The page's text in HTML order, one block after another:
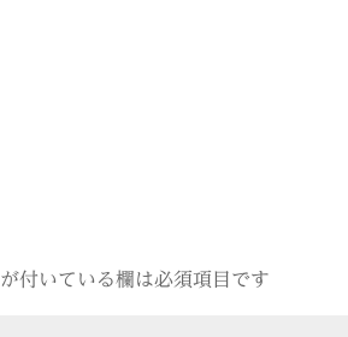
が付いている欄は必須項目です